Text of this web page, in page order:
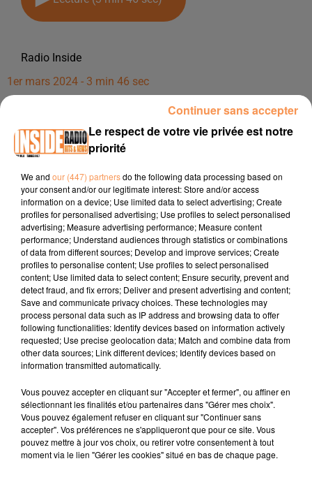
Radio Inside
1er mars 2024 - 3 min 46 sec
INTERVIEW DE JULIEN DE TOUSALON LESCAR "LOCATION AVEC
OPTION D'ACHAT" À LESCAR, SUR RADIO INSIDE
tousalon-pau-lescar
Page Facebook :
https://www.facebook.com/tousalonlescar
Compte instagram :
https://www.instagram.com/tousalon.lescar/
11h45
11h45 11h42
11h42 11h38
11h38
Le respect de votre vie privée est notre
priorité
We and our (447) partnersdo the following data processing based on
your consent and/or our legitimate interest: Store and/or access
information on a device; Use limited data to select advertising; Create
profiles for personalised advertising; Use profiles to select personalised
advertising; Measure advertising performance; Measure content
performance; Understand audiences through statistics or combinations
of data from different sources; Develop and improve services; Create
profiles to personalise content; Use profiles to select personalised
content; Use limited data to select content; Ensure security, prevent and
detect fraud, and fix errors; Deliver and present advertising and content;
Save and communicate privacy choices. These technologies may
process personal data such as IP address and browsing data to offer
following functionalities: Identify devices based on information actively
requested; Use precise geolocation data; Match and combine data from
other data sources; Link different devices; Identify devices based on
information transmitted automatically.
Vous pouvez accepter en cliquant sur "Accepter et fermer", ou affiner en
sélectionnant les finalités et/ou partenaires dans "Gérer mes choix".
Vous pouvez également refuser en cliquant sur "Continuer sans
accepter". Vos préférences ne s'appliqueront que pour ce site. Vous
pouvez mettre à jour vos choix, ou retirer votre consentement à tout
moment via le lien "Gérer les cookies" situé en bas de chaque page.
Continuer sans accepter